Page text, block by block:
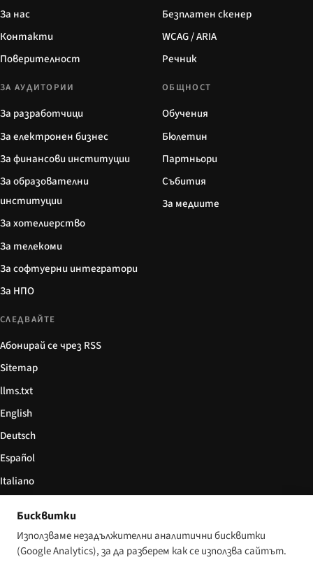
За нас
Контакти
Поверителност
Безплатен скенер
WCAG / ARIA
Речник
ЗА АУДИТОРИИ
За разработчици
За електронен бизнес
За финансови институции
За образователни
институции
За хотелиерство
За телекоми
За софтуерни интегратори
За НПО
ОБЩНОСТ
Обучения
Бюлетин
Партньори
Събития
За медиите
СЛЕДВАЙТЕ
Абонирай се чрез RSS
Sitemap
llms.txt
English
Deutsch
Español
Italiano
Бисквитки
Използваме незадължителни аналитични бисквитки
(Google Analytics), за да разберем как се използва сайтът.